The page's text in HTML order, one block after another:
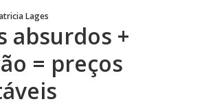
Lages
absurdos +
= preços